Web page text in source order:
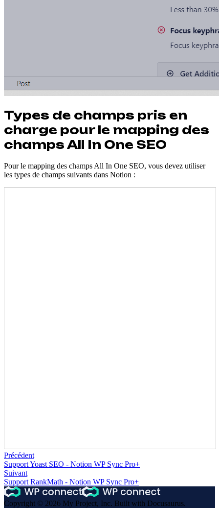
Types de champs pris en
charge pour le mapping des
champs All In One SEO
Pour le mapping des champs All In One SEO, vous devez utiliser
les types de champs suivants dans Notion :
Précédent
Support Yoast SEO - Notion WP Sync Pro+
Suivant
Support RankMath - Notion WP Sync Pro+
Copyright © 2026 My Project, Inc. Built with Docusaurus.